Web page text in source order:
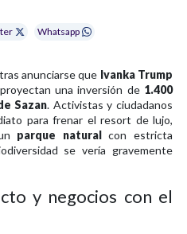
Whatsapp
tras anunciarse que Ivanka Trump
una inversión de 1.400
Sazan. Activistas y ciudadanos
para frenar el resort de lujo,
parque naturalcon estricta
se vería gravemente
y negocios con el